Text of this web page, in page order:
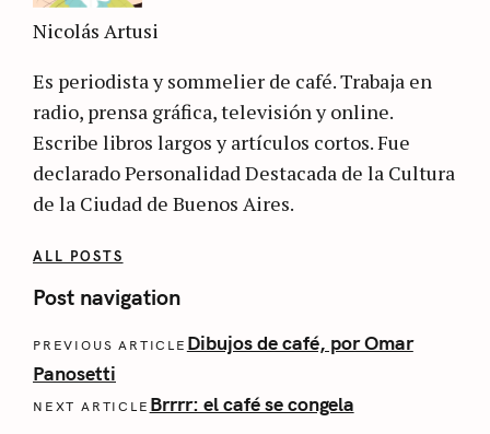
Nicolás Artusi
Es periodista y sommelier de café. Trabaja en
radio, prensa gráfica, televisión y online.
Escribe libros largos y artículos cortos. Fue
declarado Personalidad Destacada de la Cultura
de la Ciudad de Buenos Aires.
ALL POSTS
Post navigation
PREVIOUS ARTICLE Dibujos de café, por Omar
Panosetti
NEXT ARTICLE Brrrr: el café se congela